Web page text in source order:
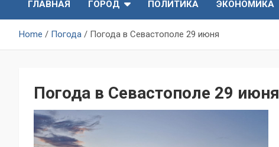
Севастополя
ГЛАВНАЯ
ГОРОД ПОЛИТИКА ЭКОНОМИКА
Home Погода Погода в Севастополе 29 июня
Погода в Севастополе 29 июня